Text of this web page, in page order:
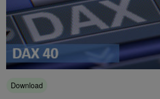
Download